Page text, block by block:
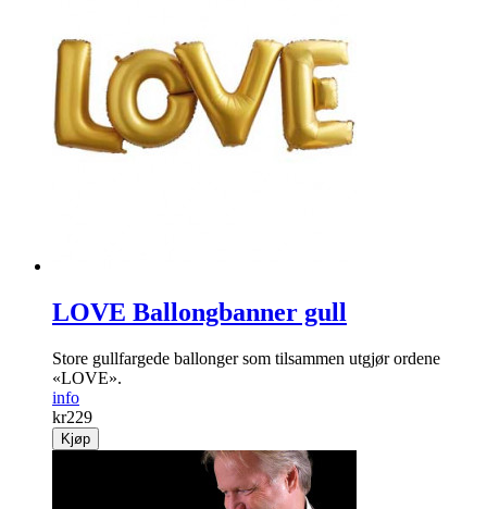
LOVE Ballongbanner gull
Store gullfargede ballonger som tilsammen utgjør ordene
«LOVE».
info
kr229
Kjøp